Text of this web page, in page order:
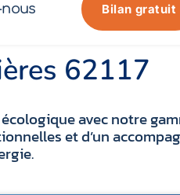
Bilan gratuit
62117
avec notre
et d’un